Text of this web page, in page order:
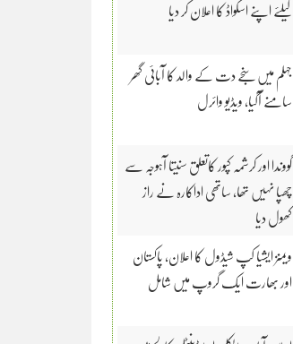
کیلئے اپنے اسکواڈ کا اعلان کر دیا
جہلم میں سنجے دت کے والد کا آبائی گھر
سامنے آگیا، ویڈیو وائرل
گووندا اور کرشمہ کپور کاتعلق سنیتا آہوجہ سے
چھپا نہیں تھا، ساتھی اداکارہ نے راز
کھول دیا
ویمنز ایشیا کپ شیڈول کا اعلان، پاکستان
اور بھارت ایک گروپ میں شامل